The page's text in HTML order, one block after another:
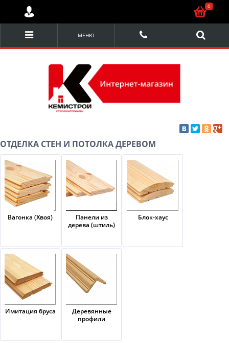
МЕНЮ
ОТДЕЛКА СТЕН И ПОТОЛКА ДЕРЕВОМ
Вагонка (Хвоя)
Панели из
дерева (штиль)
Блок-хаус
Имитация бруса
Деревянные
профили
0